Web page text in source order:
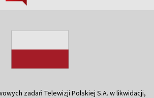
zadań Telewizji Polskiej S.A. w likwidacji,